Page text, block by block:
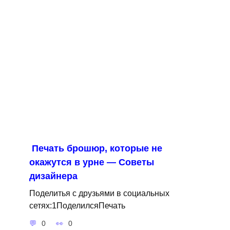
Печать брошюр, которые не
окажутся в урне — Советы
дизайнера
Поделитья с друзьями в социальных
сетях:1ПоделилсяПечать
0 0